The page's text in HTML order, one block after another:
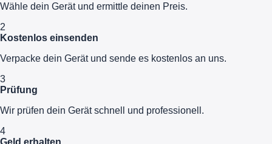
Wähle dein Gerät und ermittle deinen Preis.
2
Kostenlos einsenden
Verpacke dein Gerät und sende es kostenlos an uns.
3
Prüfung
Wir prüfen dein Gerät schnell und professionell.
4
Geld erhalten